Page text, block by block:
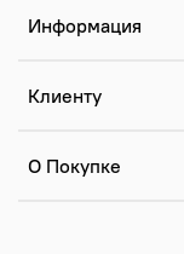
Информация
Клиенту
О Покупке